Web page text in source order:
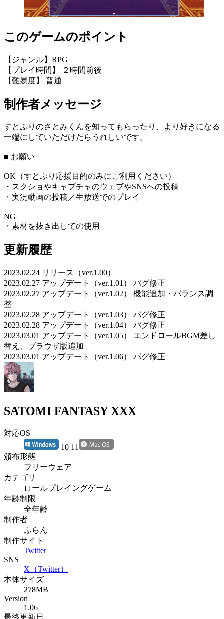
このゲームのポイント
【ジャンル】RPG
【プレイ時間】 ２時間前後
【難易度】 普通
制作者メッセージ
すとぷりのさとみくんを知ってもらったり、より好きになる
一端にしていただけたらうれしいです。
■ お願い
OK（すとぷり応援目的のみにご利用ください）
・スクショやキャプチャのウェブやSNSへの投稿
・実況動画の投稿／生放送でのプレイ
NG
・素材を抜き出しての使用
更新履歴
2023.02.24 リリース（ver.1.00）
2023.02.27 アップデート（ver.1.01） バグ修正
2023.02.27 アップデート（ver.1.02） 機能追加・バランス調
整
2023.02.28 アップデート（ver.1.03） バグ修正
2023.02.28 アップデート（ver.1.04） バグ修正
2023.03.01 アップデート（ver.1.05） エンドロールBGM差し
替え、ブラウザ版追加
2023.03.01 アップデート（ver.1.06） バグ修正
SATOMI FANTASY XXX
対応OS
10 11
頒布形態
フリーウェア
カテゴリ
ロールプレイングゲーム
年齢制限
全年齢
制作者
ふらん
制作サイト
Twitter
SNS
X（Twitter）
本体サイズ
278MB
Version
1.06
最終更新日